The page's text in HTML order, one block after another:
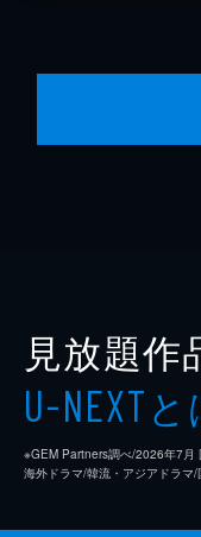
見放題作
U-NEXTと
※GEM Partners調べ/2026年7⽉
海外ドラマ/韓流・アジアドラマ/